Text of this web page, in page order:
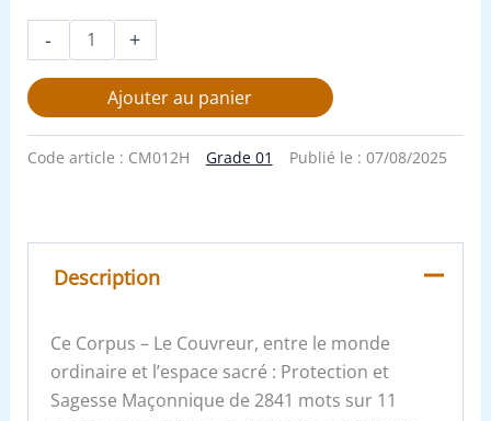
- +
Ajouter au panier
Code article : CM012H Grade 01 Publié le : 07/08/2025
Description
Ce Corpus – Le Couvreur, entre le monde
ordinaire et l’espace sacré : Protection et
Sagesse Maçonnique de 2841 mots sur 11